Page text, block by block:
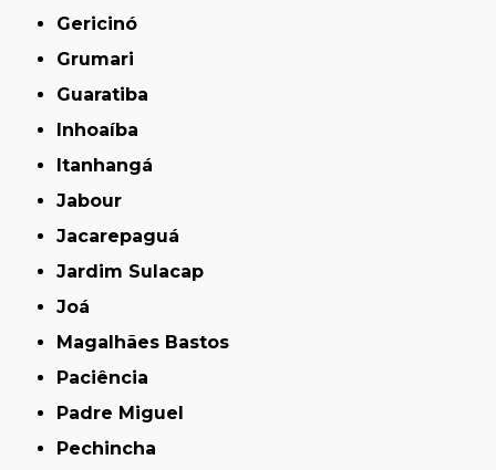
Gericinó
Grumari
Guaratiba
Inhoaíba
Itanhangá
Jabour
Jacarepaguá
Jardim Sulacap
Joá
Magalhães Bastos
Paciência
Padre Miguel
Pechincha